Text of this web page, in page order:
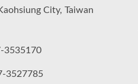
City, Taiwan
3535170
3527785